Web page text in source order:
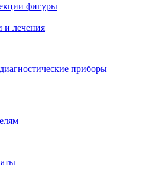
фигуры
и лечения
приборы